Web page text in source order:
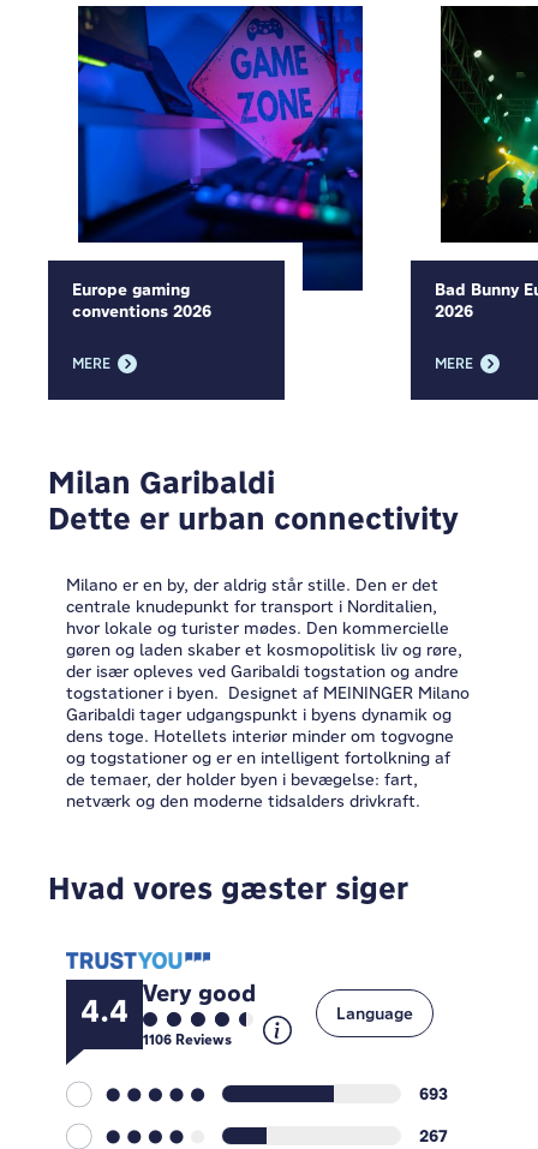
Europe gaming
conventions 2026
MERE
Bad Bunny
2026
MERE
Milan Garibaldi
Dette er urban connectivity
Milano er en by, der aldrig står stille. Den er det
centrale knudepunkt for transport i Norditalien,
hvor lokale og turister mødes. Den kommercielle
gøren og laden skaber et kosmopolitisk liv og røre,
der især opleves ved Garibaldi togstation og andre
togstationer i byen. Designet af MEININGER Milano
Garibaldi tager udgangspunkt i byens dynamik og
dens toge. Hotellets interiør minder om togvogne
og togstationer og er en intelligent fortolkning af
de temaer, der holder byen i bevægelse: fart,
netværk og den moderne tidsalders drivkraft.
Hvad vores gæster siger
4.4 Very good
1106Reviews
693
267
Language